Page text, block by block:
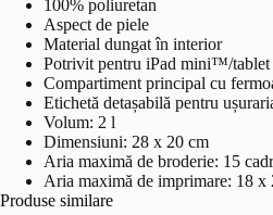
100% poliuretan
Aspect de piele
Material dungat în interior
Potrivit pentru iPad mini™/tablet
Compartiment principal cu
Etichetă detașabilă pentru
Volum: 2 l
Dimensiuni: 28 x 20 cm
Aria maximă de broderie: 15
Aria maximă de imprimare: 18 x
Produse similare